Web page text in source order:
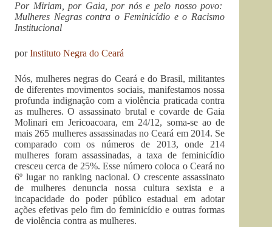
Por Miriam, por Gaia, por nós e pelo nosso povo:
Mulheres Negras contra o Feminicídio e o Racismo
Institucional
por Instituto Negra do Ceará
Nós, mulheres negras do Ceará e do Brasil, militantes
de diferentes movimentos sociais, manifestamos nossa
profunda indignação com a violência praticada contra
as mulheres. O assassinato brutal e covarde de Gaia
Molinari em Jericoacoara, em 24/12, soma-se ao de
mais 265 mulheres assassinadas no Ceará em 2014. Se
comparado com os números de 2013, onde 214
mulheres foram assassinadas, a taxa de feminicídio
cresceu cerca de 25%. Esse número coloca o Ceará no
6º lugar no ranking nacional. O crescente assassinato
de mulheres denuncia nossa cultura sexista e a
incapacidade do poder público estadual em adotar
ações efetivas pelo fim do feminicídio e outras formas
de violência contra as mulheres.